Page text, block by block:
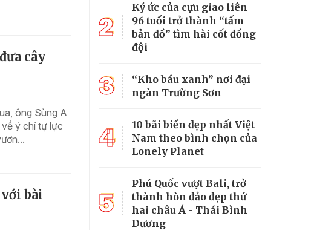
cây
ông Sùng A
ý chí tự lực
bài
2
Ký ức của cựu giao liên
96 tuổi trở thành “tấm
bản đồ” tìm hài cốt đồng
đội
3
“Kho báu xanh” nơi đại
ngàn Trường Sơn
4
10 bãi biển đẹp nhất Việt
Nam theo bình chọn của
Lonely Planet
5
Phú Quốc vượt Bali, trở
thành hòn đảo đẹp thứ
hai châu Á - Thái Bình
Dương